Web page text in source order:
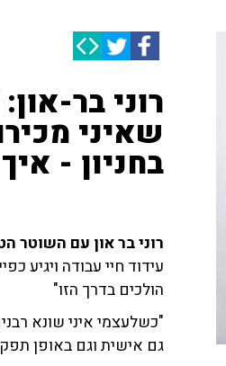
רוני בר-
שאיני
בחניון -
רוני בר און עם השוטר
עידוד חיי עבודה ויגיע
הולכים בדרך הזו"
"כשלעצמי איני שונא
גם אישית וגם באופן